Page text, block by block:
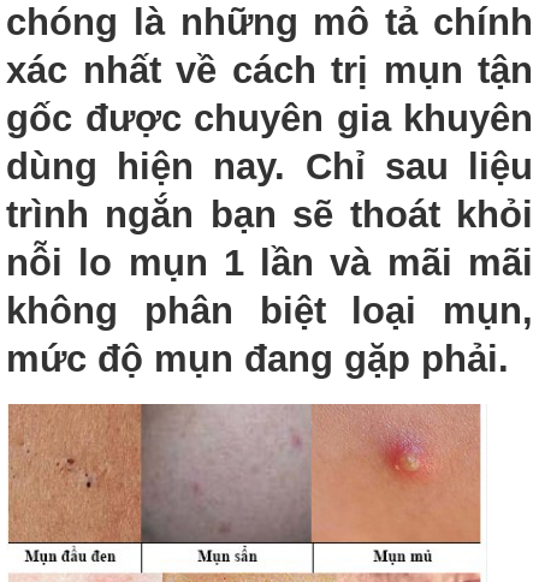
chóng là những mô tả chính
xác nhất về cách trị mụn tận
gốc được chuyên gia khuyên
dùng hiện nay. Chỉ sau liệu
trình ngắn bạn sẽ thoát khỏi
nỗi lo mụn 1 lần và mãi mãi
không phân biệt loại mụn,
mức độ mụn đang gặp phải.